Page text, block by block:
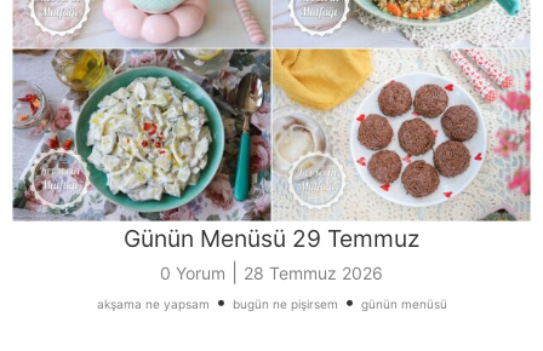
Günün Menüsü 29 Temmuz
0 Yorum 28 Temmuz 2026
akşama ne yapsam • bugün ne pişirsem • günün menüsü